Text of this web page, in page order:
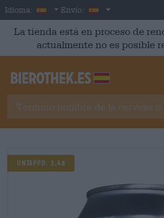
Skip to main content
Idioma: Spanish
Envío: España
La tienda está en proceso de
actualmente no es posible
UNTAPPD: 3,48